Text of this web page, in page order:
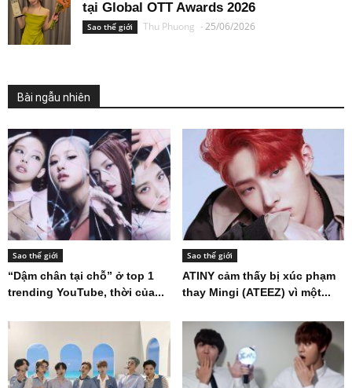
tại Global OTT Awards 2026
Sao thế giới Thu Phuong -25/06/2026
Bài ngẫu nhiên
Sao thế giới
“Dậm chân tại chỗ” ở top 1
trending YouTube, thời của...
Sao thế giới
ATINY cảm thấy bị xúc phạm
thay Mingi (ATEEZ) vì một...